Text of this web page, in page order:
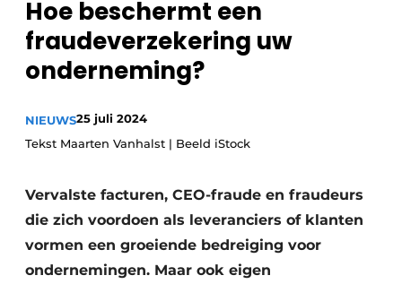
recyclingstroom in België
Vacature aanmelden
Vacatures
Safety First
Recyclinginstallaties
Persen
Stofbeheersing
Hoe beschermt een
fraudeverzekering uw
onderneming?
NIEUWS25 juli 2024
Tekst Maarten Vanhalst | Beeld iStock
Vervalste facturen, CEO-fraude en fraudeurs
die zich voordoen als leveranciers of klanten
vormen een groeiende bedreiging voor
ondernemingen. Maar ook eigen